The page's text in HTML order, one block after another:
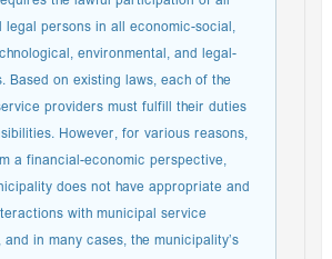
legal persons in all economic-social,
environmental, and legal-
Based on existing laws, each of the
providers must fulfill their duties
However, for various reasons,
a financial-economic perspective,
does not have appropriate and
with municipal service
and in many cases, the municipality’s